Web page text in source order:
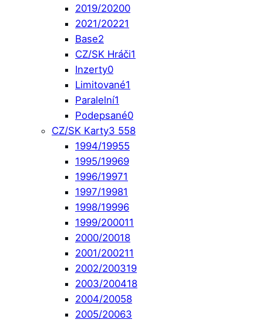
2019/20200
2021/20221
Base2
CZ/SK Hráči1
Inzerty0
Limitované1
Paralelní1
Podepsané0
CZ/SK Karty3 558
1994/19955
1995/19969
1996/19971
1997/19981
1998/19996
1999/200011
2000/20018
2001/200211
2002/200319
2003/200418
2004/20058
2005/20063